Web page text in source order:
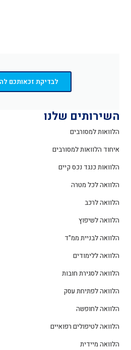
לבדיקת זכאותכם
השירותים שלנו
הלוואות למסורבים
איחוד הלוואות למסורבים
הלוואות כנגד נכס קיים
הלוואה לכל מטרה
הלוואה לרכב
הלוואה לשיפוץ
הלוואה לבניית ממ"ד
הלוואה ללימודים
הלוואה לסגירת חובות
הלוואה לפתיחת עסק
הלוואה לחופשה
הלוואה לטיפולים רפואיים
הלוואה מיידית